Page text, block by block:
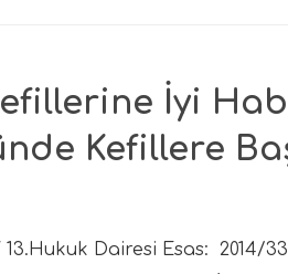
İyi
Kefillere
13.Hukuk Dairesi Esas: 2014/